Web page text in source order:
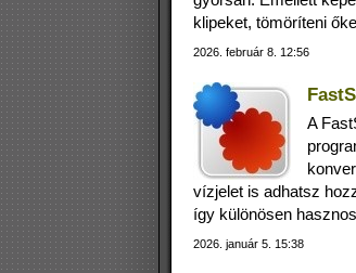
klipeket, tömöríteni
2026. február 8. 12:56
A
vízjelet is adhatsz
így különösen
2026. január 5. 15:38